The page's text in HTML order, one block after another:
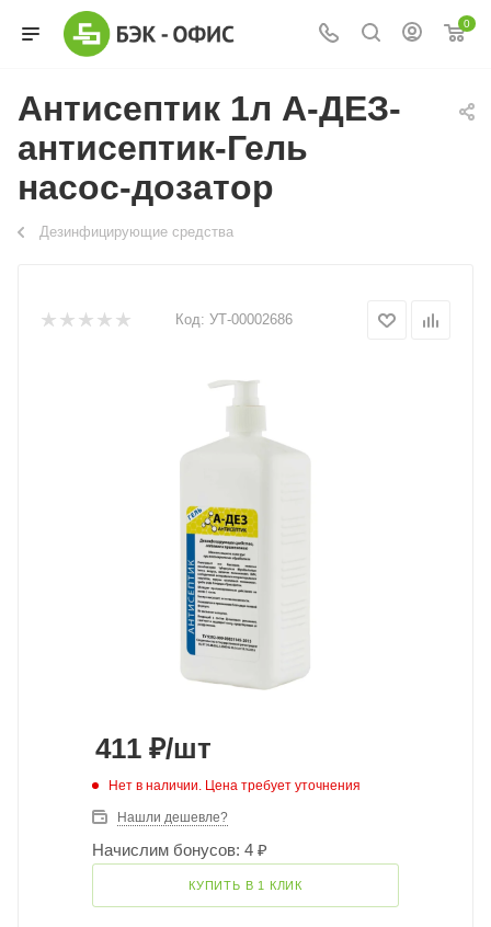
0
Антисептик 1л А-ДЕЗ-
антисептик-Гель
насос-дозатор
Дезинфицирующие средства
Код: УТ-00002686
411 ₽/шт
Нет в наличии. Цена требует уточнения
Нашли дешевле?
Начислим бонусов: 4 ₽
КУПИТЬ В 1 КЛИК